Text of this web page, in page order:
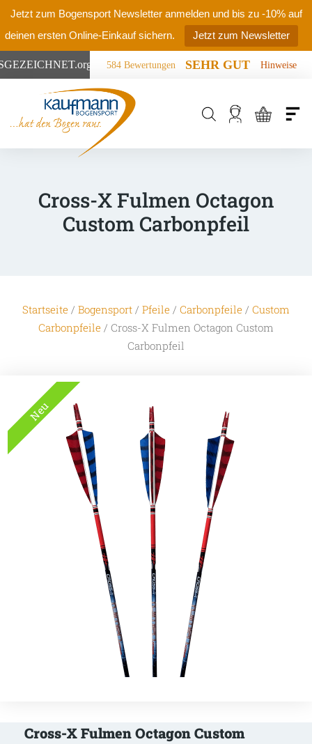
Jetzt zum Bogensport Newsletter anmelden und bis zu -10% auf
deinen ersten Online-Einkauf sichern.
Jetzt zum Newsletter
.org 584 Bewertungen SEHR GUT Hinweise
Products
search
Cross-X Fulmen Octagon
Custom Carbonpfeil
Startseite / Bogensport / Pfeile / Carbonpfeile / Custom
Carbonpfeile / Cross-X Fulmen Octagon Custom
Carbonpfeil
Neu
Cross-X Fulmen Octagon Custom